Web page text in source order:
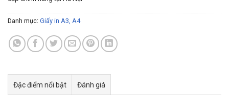
Danh mục: Giấy in A3, A4
Đặc điểm nổi bật Đánh giá